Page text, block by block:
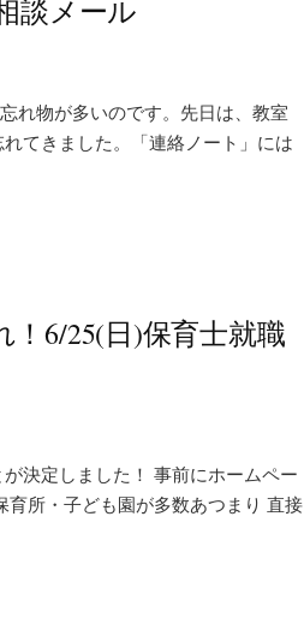
談メール
れ物が多いのです。先日は、教室
てきました。「連絡ノート」には
！6/25(日)保育士就職
決定しました！ 事前にホームペー
所・子ども園が多数あつまり 直接